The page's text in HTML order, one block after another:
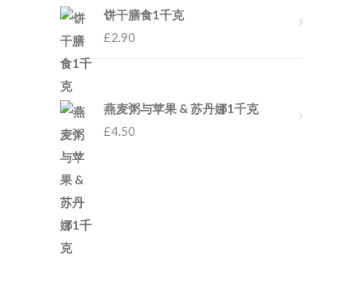
饼干膳食1千克
£2.90
燕麦粥与苹果 & 苏丹娜1千克
£4.50